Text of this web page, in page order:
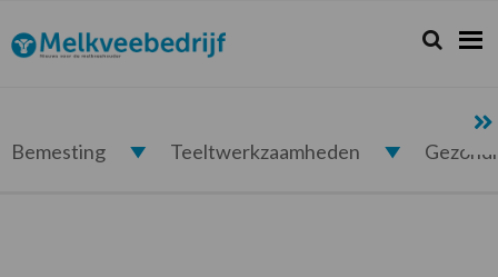
de
hoofdnavigatie
de
hoofd
de
eerste
de
voettekst
Melkveebedrijf.nl Zoeken...
Zoek
Bemesting Teeltwerkzaamheden